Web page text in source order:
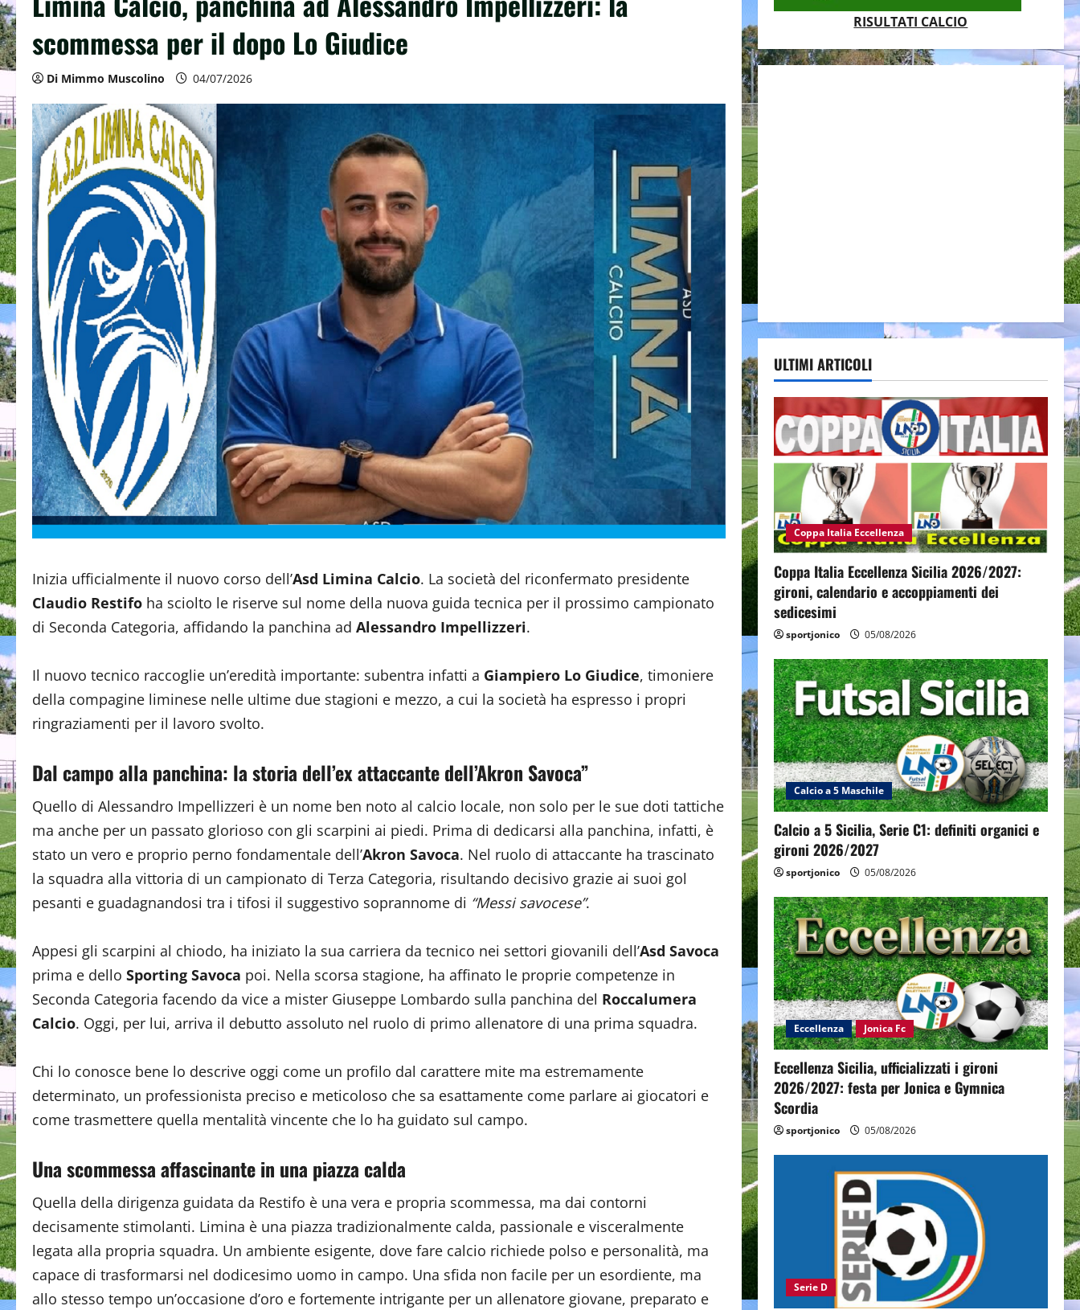
scommessa per il dopo Lo Giudice
Di Mimmo Muscolino 04/07/2026
Inizia ufficialmente il nuovo corso dell’Asd Limina Calcio. La società del riconfermato presidente
Claudio Restifo ha sciolto le riserve sul nome della nuova guida tecnica per il prossimo campionato
di Seconda Categoria, affidando la panchina ad Alessandro Impellizzeri.
Il nuovo tecnico raccoglie un’eredità importante: subentra infatti a Giampiero Lo Giudice, timoniere
della compagine liminese nelle ultime due stagioni e mezzo, a cui la società ha espresso i propri
ringraziamenti per il lavoro svolto.
Dal campo alla panchina: la storia dell’ex attaccante dell’Akron Savoca”
Quello di Alessandro Impellizzeri è un nome ben noto al calcio locale, non solo per le sue doti tattiche
ma anche per un passato glorioso con gli scarpini ai piedi. Prima di dedicarsi alla panchina, infatti, è
stato un vero e proprio perno fondamentale dell’Akron Savoca. Nel ruolo di attaccante ha trascinato
la squadra alla vittoria di un campionato di Terza Categoria, risultando decisivo grazie ai suoi gol
pesanti e guadagnandosi tra i tifosi il suggestivo soprannome di “Messi savocese”.
Appesi gli scarpini al chiodo, ha iniziato la sua carriera da tecnico nei settori giovanili dell’Asd Savoca
prima e dello Sporting Savoca poi. Nella scorsa stagione, ha affinato le proprie competenze in
Seconda Categoria facendo da vice a mister Giuseppe Lombardo sulla panchina del Roccalumera
Calcio. Oggi, per lui, arriva il debutto assoluto nel ruolo di primo allenatore di una prima squadra.
Chi lo conosce bene lo descrive oggi come un profilo dal carattere mite ma estremamente
determinato, un professionista preciso e meticoloso che sa esattamente come parlare ai giocatori e
come trasmettere quella mentalità vincente che lo ha guidato sul campo.
Una scommessa affascinante in una piazza calda
Quella della dirigenza guidata da Restifo è una vera e propria scommessa, ma dai contorni
decisamente stimolanti. Limina è una piazza tradizionalmente calda, passionale e visceralmente
legata alla propria squadra. Un ambiente esigente, dove fare calcio richiede polso e personalità, ma
capace di trasformarsi nel dodicesimo uomo in campo. Una sfida non facile per un esordiente, ma
allo stesso tempo un’occasione d’oro e fortemente intrigante per un allenatore giovane, preparato e
RISULTATI CALCIO
ULTIMI ARTICOLI
Coppa Italia Eccellenza
Coppa Italia Eccellenza Sicilia 2026/2027:
gironi, calendario e accoppiamenti dei
sedicesimi
sportjonico 05/08/2026
Calcio a 5 Maschile
Calcio a 5 Sicilia, Serie C1: definiti organici e
gironi 2026/2027
sportjonico 05/08/2026
Eccellenza Jonica Fc
Eccellenza Sicilia, ufficializzati i gironi
2026/2027: festa per Jonica e Gymnica
Scordia
sportjonico 05/08/2026
Serie D